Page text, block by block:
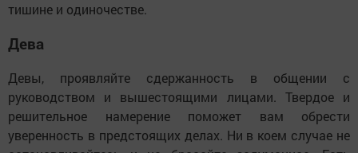
тишине и одиночестве.
Дева
Девы, проявляйте сдержанность в общении с
руководством и вышестоящими лицами. Твердое и
решительное намерение поможет вам обрести
уверенность в предстоящих делах. Ни в коем случае не